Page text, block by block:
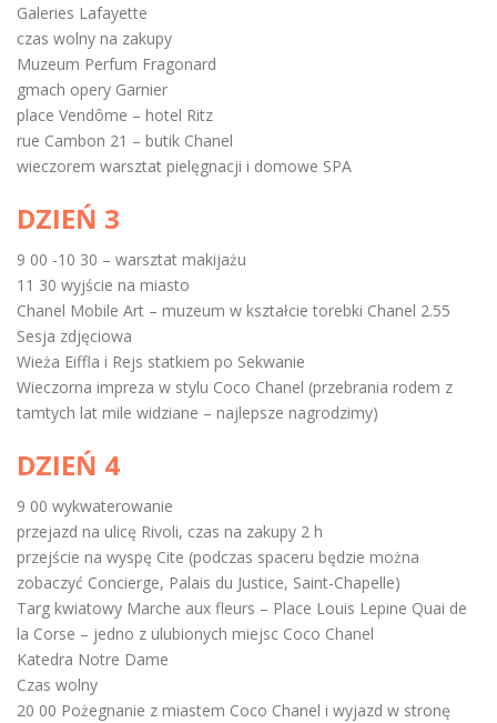
Galeries Lafayette
czas wolny na zakupy
Muzeum Perfum Fragonard
gmach opery Garnier
place Vendôme – hotel Ritz
rue Cambon 21 – butik Chanel
wieczorem warsztat pielęgnacji i domowe SPA
DZIEŃ 3
9 00 -10 30 – warsztat makijażu
11 30 wyjście na miasto
Chanel Mobile Art – muzeum w kształcie torebki Chanel 2.55
Sesja zdjęciowa
Wieża Eiffla i Rejs statkiem po Sekwanie
Wieczorna impreza w stylu Coco Chanel (przebrania rodem z
tamtych lat mile widziane – najlepsze nagrodzimy)
DZIEŃ 4
9 00 wykwaterowanie
przejazd na ulicę Rivoli, czas na zakupy 2 h
przejście na wyspę Cite (podczas spaceru będzie można
zobaczyć Concierge, Palais du Justice, Saint-Chapelle)
Targ kwiatowy Marche aux fleurs – Place Louis Lepine Quai de
la Corse – jedno z ulubionych miejsc Coco Chanel
Katedra Notre Dame
Czas wolny
20 00 Pożegnanie z miastem Coco Chanel i wyjazd w stronę